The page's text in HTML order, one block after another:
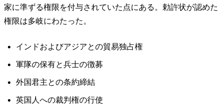
家に準ずる権限を付与されていた点にある。勅許状が認めた
権限は多岐にわたった。
インドおよびアジアとの貿易独占権
軍隊の保有と兵士の徴募
外国君主との条約締結
英国人への裁判権の行使